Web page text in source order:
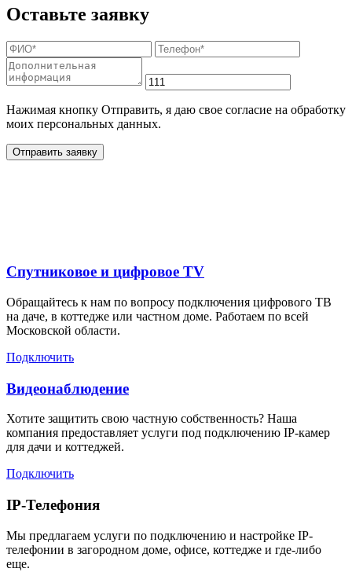
Оставьте заявку
Нажимая кнопку Отправить, я даю свое согласие на обработку
моих персональных данных.
Отправить заявку
Спутниковое и цифровое TV
Обращайтесь к нам по вопросу подключения цифрового ТВ
на даче, в коттедже или частном доме. Работаем по всей
Московской области.
Подключить
Видеонаблюдение
Хотите защитить свою частную собственность? Наша
компания предоставляет услуги под подключению IP-камер
для дачи и коттеджей.
Подключить
IP-Телефония
Мы предлагаем услуги по подключению и настройке IP-
телефонии в загородном доме, офисе, коттедже и где-либо
еще.